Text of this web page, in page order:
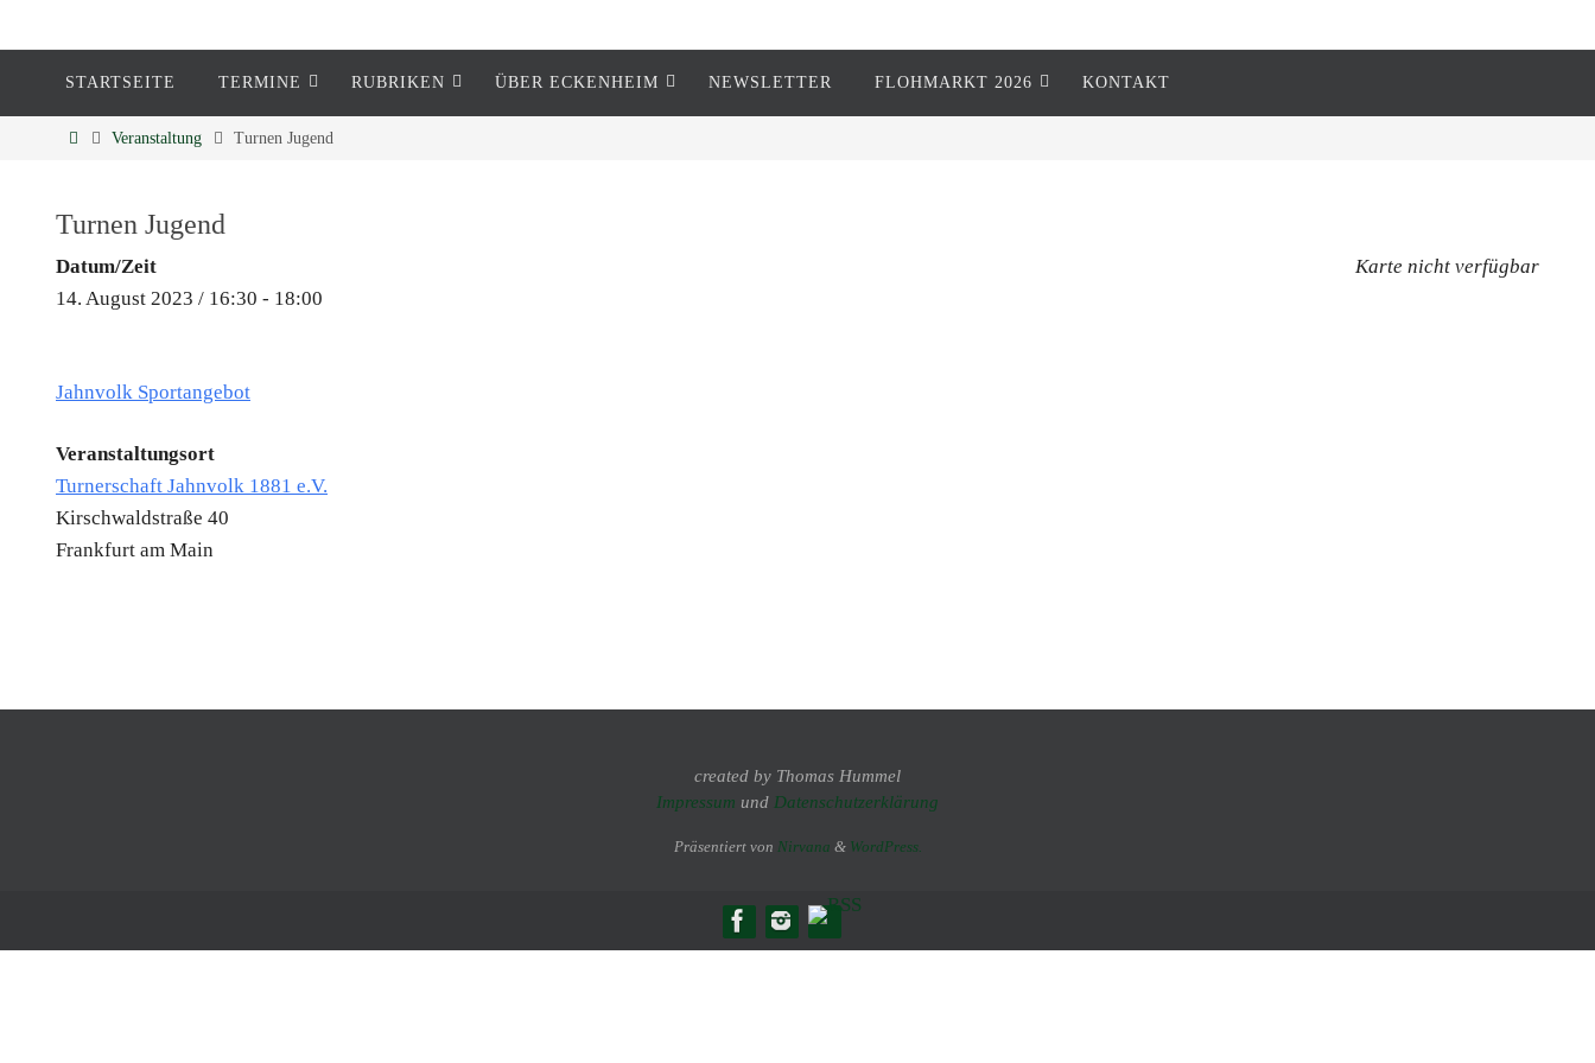
Eckenheim
STARTSEITE TERMINE RUBRIKEN ÜBER ECKENHEIM NEWSLETTER FLOHMARKT 2026 KONTAKT
Veranstaltung Turnen Jugend
Turnen Jugend
Karte nicht verfügbar
Datum/Zeit
14. August 2023 / 16:30 - 18:00
Jahnvolk Sportangebot
Veranstaltungsort
Turnerschaft Jahnvolk 1881 e.V.
Kirschwaldstraße 40
Frankfurt am Main
created by Thomas Hummel
Impressum und Datenschutzerklärung
Präsentiert von Nirvana & WordPress.